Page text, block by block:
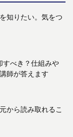
知りたい。気をつ
すべき？仕組みや
師が答えます
から読み取れるこ